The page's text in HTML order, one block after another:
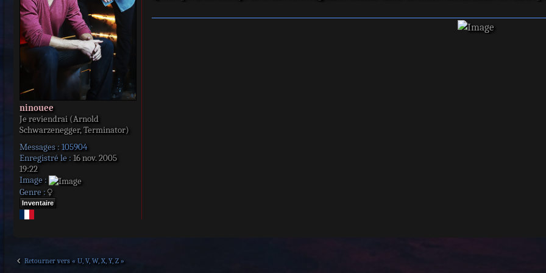
ninouee
Je reviendrai (Arnold
Schwarzenegger, Terminator)
Messages : 105904
Enregistré le : 16 nov. 2005
19:22
Image :
Genre :
Inventaire
Retourner vers « U, V, W, X, Y, Z »